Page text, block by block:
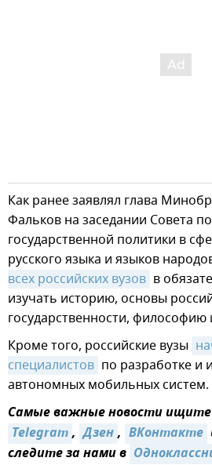
Как ранее заявлял глава
Фальков на заседании Совета
государственной политики в
русского языка и языков
всех российских вузов в
изучать историю, основы
государственности, философию
Кроме того, российские вузы
специалистов по разработке и
автономных мобильных систем.
Самые важные новости ищите
Telegram, Дзен, ВКонтакте
следите за нами в